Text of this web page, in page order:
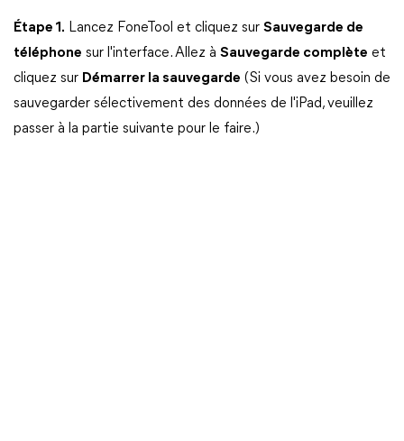
Étape 1. Lancez FoneTool et cliquez sur Sauvegarde de
téléphone sur l'interface. Allez à Sauvegarde complète et
cliquez sur Démarrer la sauvegarde (Si vous avez besoin de
sauvegarder sélectivement des données de l'iPad, veuillez
passer à la partie suivante pour le faire.)